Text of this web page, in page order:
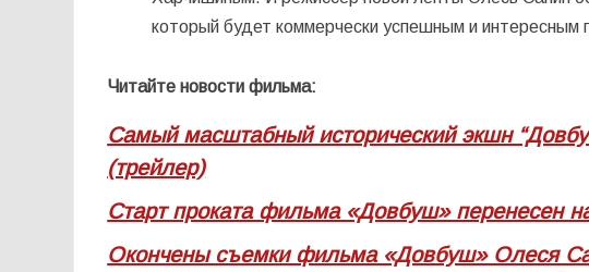
который будет коммерчески успешным и интересным
Читайте новости фильма:
Самый масштабный исторический экшн
(трейлер)
Старт проката фильма «Довбуш» перенесен
Окончены съемки фильма «Довбуш» Олеся